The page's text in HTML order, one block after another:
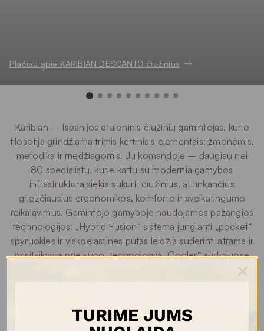
Plačiau apie KARIBIAN DESCANTO čiužinius
Karibian – Ispanijos etaloninis čiužinių gamintojas, kurio
filosofija grindžiama trimis kertiniais elementais: žmonėmis,
metodika ir medžiagomis. Jų komandoje – daugiau nei
80 specialistų, kurie kartu su modernia gamybos
infrastruktūra siekia sukurti čiužinius, atitinkančius
griežčiausius ergonomikos, komforto ir sveikatingumo
reikalavimus. Gamintojo gamyboje naudojamos pažangios
technologijos: „Hybrid Fusion“ sistema jungianti „pocket“
spyruokles ir viskoelastines putas leidžia suderinti atramą ir
prisitaikymą prie kūno, technologija „Cooler“ audiniuose
padeda palaikyti optimalią temperatūrą miego metu, o
Karibian gaminiuose akcentuojama medžiagų kokybė:
TURIME JUMS